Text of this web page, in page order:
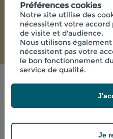
© 2026 - CPIE PAYS
VICTIMES DE
powered
Préférences cookies
Notre site utilise des
nécessitent votre accord
de visite et d'audience.
Nous utilisons
nécessitent pas votre
le bon fonctionnement
service de qualité.
Je